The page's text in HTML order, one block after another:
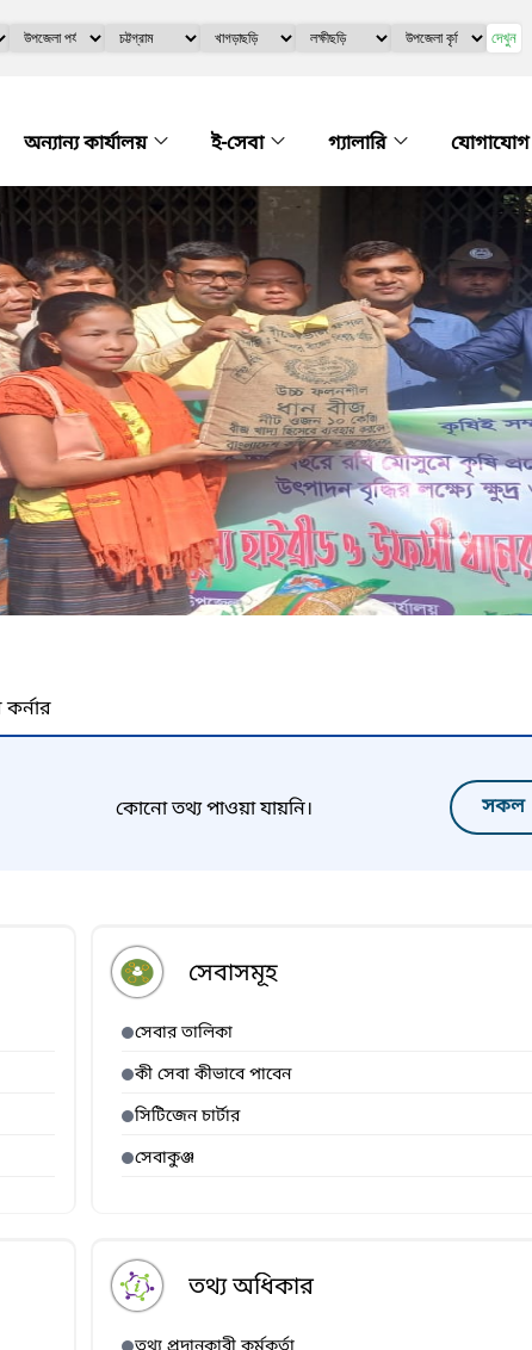
দেখুন
অন্যান্য কার্যালয় ই-সেবা গ্যালারি যোগাযোগ
কর্নার
সকল
কোনো তথ্য পাওয়া যায়নি।
সেবাসমূহ
সেবার তালিকা
কী সেবা কীভাবে পাবেন
সিটিজেন চার্টার
সেবাকুঞ্জ
তথ্য অধিকার